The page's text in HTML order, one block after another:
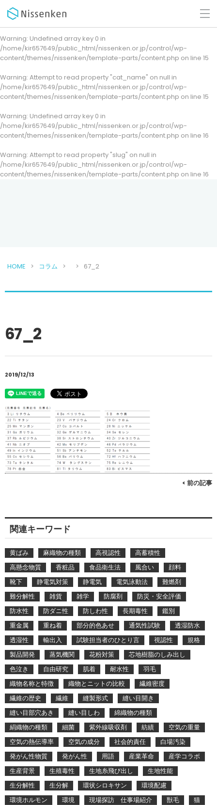
Warning: Undefined array key 0 in
/home/kir657649/public_html/nissenken.or.jp/control/wp-
content/themes/nissenken/template-parts/content.php on line 15
Warning: Attempt to read property "cat_name" on null in
/home/kir657649/public_html/nissenken.or.jp/control/wp-
content/themes/nissenken/template-parts/content.php on line 15
Warning: Undefined array key 0 in
/home/kir657649/public_html/nissenken.or.jp/control/wp-
content/themes/nissenken/template-parts/content.php on line 16
Warning: Attempt to read property "slug" on null in
/home/kir657649/public_html/nissenken.or.jp/control/wp-
content/themes/nissenken/template-parts/content.php on line 16
HOME コラム 67_2
67_2
2019/12/13
< 前の記事
関連キーワード
黄ばみ 麻織物の種類 高視認性
高蓄積性
高懸念物質
香粧品 食品衛生法 風合い
顔料
靴下
静電気対策 静電気 電気泳動法
難燃剤
難分解性
雑貨 雑学 防腐剤
防災・安全評価
防水性
防ダニ性 防しわ性 長期毒性
鑑別
重金属
重ね着 部分的色あせ 通気性試験
透湿防水
透湿性
輸出入 試験担当者のひとり言 視認性
規格
製品開発
蒸気機関 花粉対策
芯地樹脂のしみ出し
色泣き
自由研究 肌着 耐水性
羽毛
織物名称と特徴
織物とニットの比較
繊維密度
繊維の歴史
繊維 縫製形式
縫い目開き
縫い目部穴あき
縫い目しわ
綿織物の種類
絹織物の種類
細菌 紫外線吸収剤 紡績
空気の重量
空気の熱伝導率
空気の成分 社会的責任
白場汚染
発がん性物質
発がん性 用語 産業革命
産学コラボ
生産背景
生殖毒性 生地糸飛び出し
生地性能
生分解性
生分解 環状シロキサン
環境配慮
環境ホルモン
環境 現場探訪 仕事場紹介 獣毛
猫